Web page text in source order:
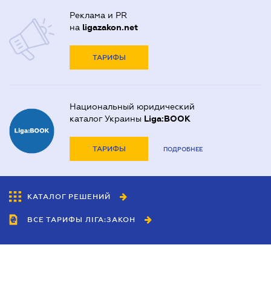
Реклама и PR
на ligazakon.net
ТАРИФЫ
Национальный юридический
каталог Украины Liga:BOOK
ТАРИФЫ ПОДРОБНЕЕ
КАТАЛОГ РЕШЕНИЙ
ВСЕ ТАРИФЫ ЛІГА:ЗАКОН